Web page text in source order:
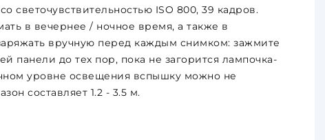
светочувствительностью ISO 800, 39 кадров.
в вечернее / ночное время, а также в
вручную перед каждым снимком: зажмите
панели до тех пор, пока не загорится лампочка-
уровне освещения вспышку можно не
составляет 1.2 - 3.5 м.